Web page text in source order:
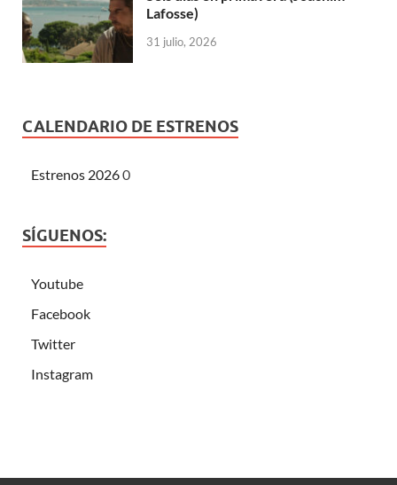
Lafosse)
31 julio, 2026
CALENDARIO DE ESTRENOS
Estrenos 20260
SÍGUENOS:
Youtube
Facebook
Twitter
Instagram